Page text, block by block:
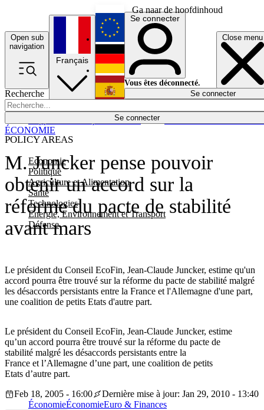
Ga naar de hoofdinhoud
Open sub
navigation
Close menu
Recherche
Se connecter
POLICY AREAS
Economie
Politique
Agriculture et Alimentation
Santé
Technologies
Energie, Environnement et Transport
Défense
Économie
Français
English
Deutsch
Español
Se connecter
Vous êtes déconnecté.
Se connecter
M. Juncker pense pouvoir
obtenir un accord sur la
réforme du pacte de stabilité
avant mars
Le président du Conseil EcoFin, Jean-Claude Juncker, estime qu'un
accord pourra être trouvé sur la réforme du pacte de stabilité malgré
les désaccords persistants entre la France et l'Allemagne d'une part,
une coalition de petits Etats d'autre part.
ÉCONOMIE
Le président du Conseil EcoFin, Jean-Claude Juncker, estime
qu’un accord pourra être trouvé sur la réforme du pacte de
stabilité malgré les désaccords persistants entre la
France et l’Allemagne d’une part, une coalition de petits
Etats d’autre part.
Feb 18, 2005 - 16:00
Dernière mise à jour: Jan 29, 2010 - 13:40
ÉconomieÉconomieEuro & Finances